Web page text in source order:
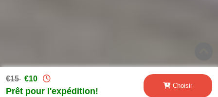
€15 €10
Prêt pour l'expédition!
Choisir